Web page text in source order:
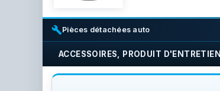
buildPièces détachées auto
ACCESSOIRES, PRODUIT D'ENTRETIEN